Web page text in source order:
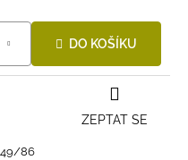
DO KOŠÍKU
86
ZEPTAT SE